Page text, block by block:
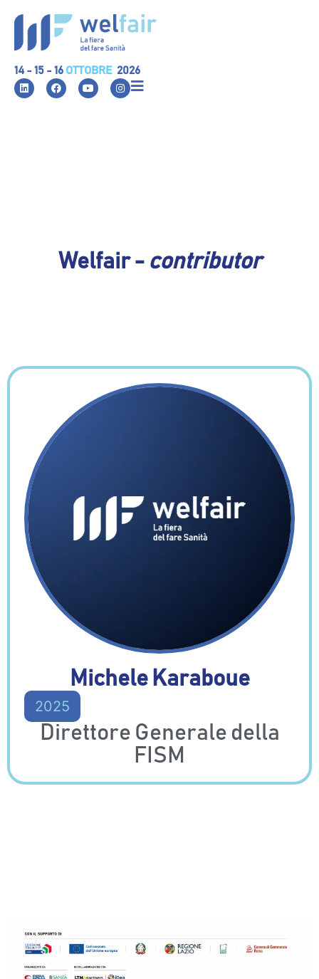
14 - 15 - 16 OTTOBRE 2026
Welfair -contributor
Michele Karaboue
2025
Direttore Generale della
FISM